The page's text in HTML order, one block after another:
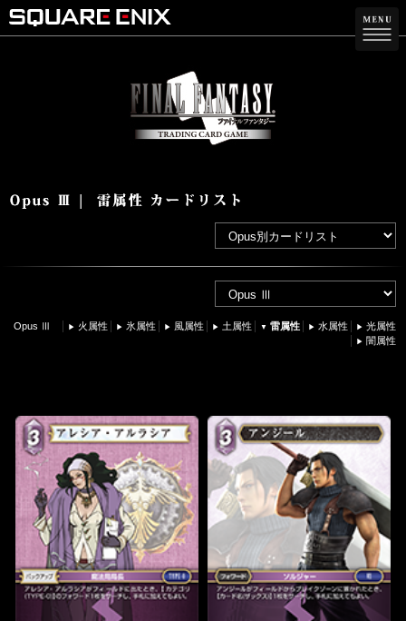
Opus Ⅲ 火属性 氷属性 風属性 土属性 雷属性 水属性
光属性
闇属性